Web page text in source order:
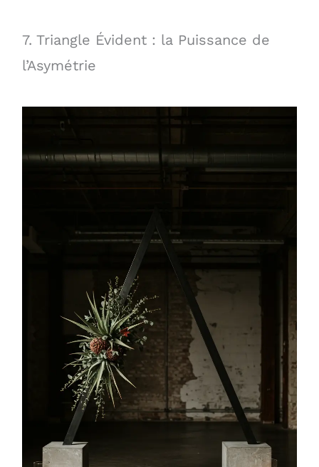
7. Triangle Évident : la Puissance de
l’Asymétrie